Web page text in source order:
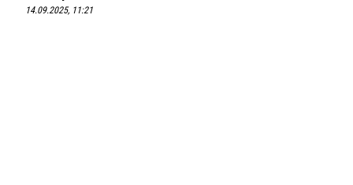
14.09.2025, 11:21